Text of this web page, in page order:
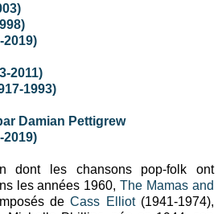
2019)
2011)
1993)
Damian Pettigrew
2019)
dont les chansons pop-folk ont
les années 1960,The Mamas and
deCass Elliot(1941-1974),